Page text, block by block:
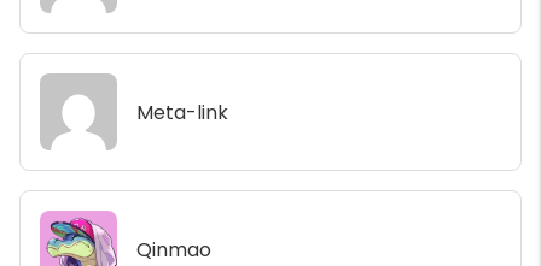
Meta-link
Qinmao